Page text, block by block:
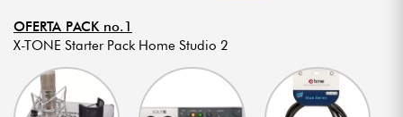
OFERTA PACK no.1
X-TONE Starter Pack Home Studio 2